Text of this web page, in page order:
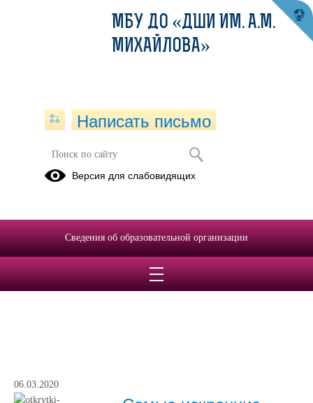
Архив раздела Новости
06.03.2020
«Милые мамы»!
06.03.2020
МБУ ДО «ДШИ ИМ. А.М.
МИХАЙЛОВА»
Написать письмо
Версия для слабовидящих
Сведения об образовательной организации